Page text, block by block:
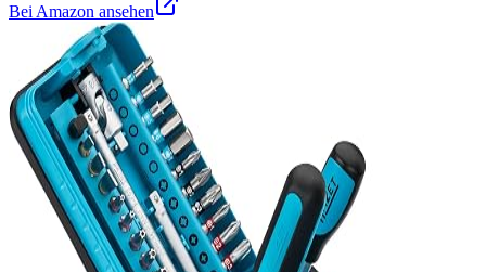
Bei Amazon ansehen